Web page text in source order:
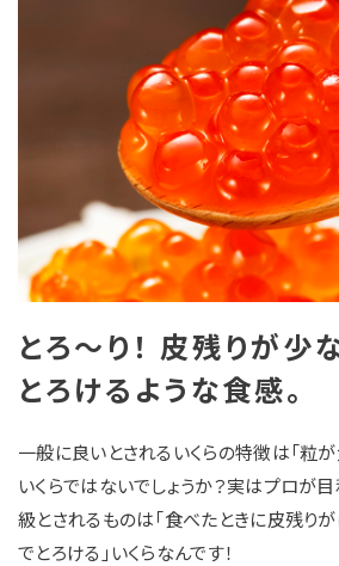
とろ～り！ 皮残りが少な
とろけるような食感。
一般に良いとされるいくらの特徴は「粒が
いくらではないでしょうか？実はプロが
級とされるものは「食べたときに皮残りが
でとろける」いくらなんです！